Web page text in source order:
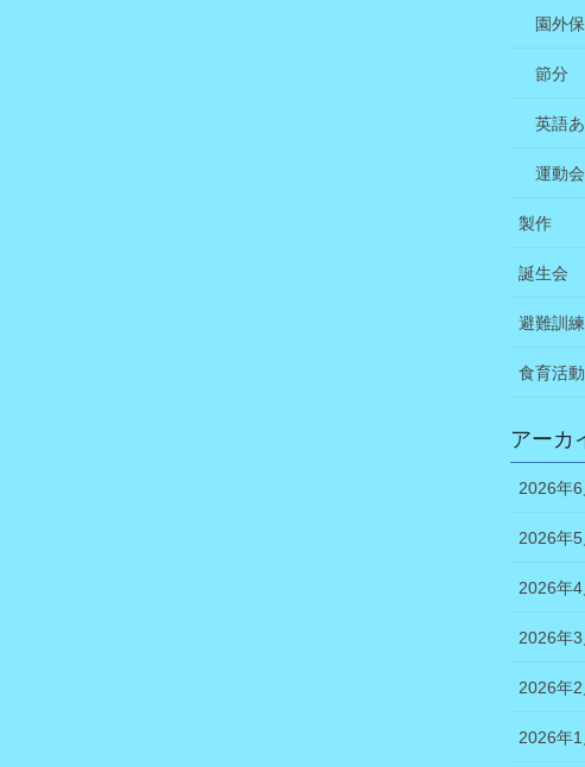
園外
節分
英語
運動会
製作
誕生会
避難訓練
食育活動
アーカ
2026年6
2026年5
2026年4
2026年3
2026年2
2026年1